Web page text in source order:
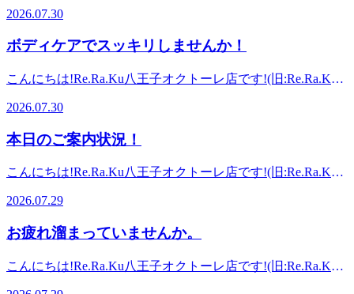
レがございます。つきましたら8階エスカレーターのぼって
は予約センターへつながる場合があります。予めご了承くだ
甲骨ストレッチ』&amp;「ボディケア」で、ずっーと楽な体
作りを!丁寧な施術とヒアリングで皆様の健康的な毎日をサ
ポートいたします! 【アクセス】JR八王子駅改札を出て北口
方面(右側)に進んでいただき、バスロータリーを挟んで正面
に八王子オクトーレがございます。つきましたら8階エスカ
レーターのぼってすぐです!お気軽にお待ちしております♪※
す。予めご了承くださいませ。
ボディケア～Re.Ra.Ku八王子オクトーレ店（旧：Re.Ra.Ku八
ったけど…すぐに辛く硬い状態に戻ってしまう…そんな経験
Re.Ra.Kuの『肩甲骨ストレッチ』&amp;「ボディケア」で、
康的な毎日をサポートいたします！ 【アクセス】JR八王子
駅改札を出て北口方面（右側）に進んでいただき、バスロー
タリーを挟んで正面に八王子オクトーレがございます。つき
ましたら8階エスカレーターのぼってすぐです！お気軽にお
待ちしております♪※スタッフ施術時には予約センターへつ
ながる場合があります。予めご了承くださいませ。
キリしませんか！お疲れが溜まる前にほぐすことで、お身体
の予防になります。ボディケアとフットケアのセットコース
おすすめです。8月の厳しい暑さを乗り越えましょう。期間
限定で爽快ヘッドスパ実施中！ 元気いっぱいのスタッフ一
同、皆様のご来店を心よりお待ちしております。～マッサー
レ店(旧:Re.Ra.Ku八王子東急スクエア店)【JR八王子駅 徒歩1
う…そんな経験は今までありませんか?マッサージのように
ケア」で、ずっーと楽な体作りを!丁寧な施術とヒアリング
JR八王子駅改札を出て北口方面(右側)に進んでいただき、バ
スロータリーを挟んで正面に八王子オクトーレがございま
す。つきましたら8階エスカレーターのぼってすぐです!お気
軽にお待ちしております♪※スタッフ施術時には予約センタ
ーへつながる場合があります。予めご了承くださいませ。
ます!7月30日(木) 【本日の空き情報】 18:40～ ご案内できま
す♪元気いっぱいのスタッフ一同、皆様のご来店を心よりお
待ちしております。～マッサージのように気持ちいいボディ
スクエア店)【JR八王子駅 徒歩1分】 ほぐしに行ったけど…
すぐに辛く硬い状態に戻ってしまう…そんな経験は今まであ
甲骨ストレッチ』&amp;「ボディケア」で、ずっーと楽な体
作りを!丁寧な施術とヒアリングで皆様の健康的な毎日をサ
ポートいたします! 【アクセス】JR八王子駅改札を出て北口
に八王子オクトーレがございます。つきましたら8階エスカ
スタッフ施術時には予約センターへつながる場合がありま
2026.07.30
ボディケアでスッキリしませんか！
こんにちは!Re.Ra.Ku八王子オクトーレ店です!(旧:Re.Ra.Ku
ます!7月30日(木) 【本日の空き情報】 14:30～ ご案内できま
す♪蒸し暑い日々が続いておりますが、皆様体調管理はいか
がでしょうか。7月も残すところあと2日となり、さらに厳し
グにお疲れのお身体ほぐしてみませんか。首や肩、肩甲骨周
りをほぐすことで、自律神経が整うことや、お疲れの予防に
ローチできます。お仕事帰り、お気軽にお立ち寄りくださ
い。期間限定で爽快ヘッドスパ実施中！！ 元気いっぱいの
スタッフ一同、皆様のご来店を心よりお待ちしております。
2026.07.30
本日のご案内状況！
こんにちは!Re.Ra.Ku八王子オクトーレ店です!(旧:Re.Ra.Ku
ます!7月27日(月) 【本日の空き情報】 16:40～ ご案内できま
す♪厳しい暑さですが、いかがお過ごしでしょうか。日々の
暮らし、お身体にお疲れを感じていませんか。ボディケア、
ッドスパ実施中！お仕事帰り、お気軽にご来店くださ
い。 元気いっぱいのスタッフ一同、皆様のご来店を心より
2026.07.29
お疲れ溜まっていませんか。
こんにちは!Re.Ra.Ku八王子オクトーレ店です!(旧:Re.Ra.Ku